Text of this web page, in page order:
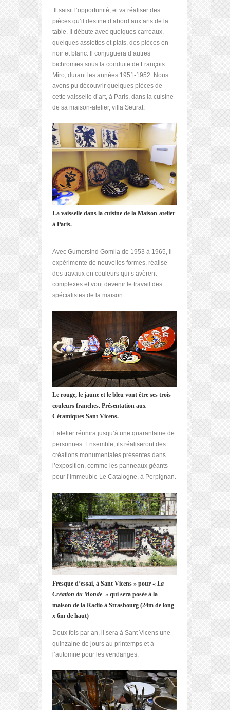
Il saisit l’opportunité, et va réaliser des
pièces qu’il destine d’abord aux arts de la
table. Il débute avec quelques carreaux,
quelques assiettes et plats, des pièces en
noir et blanc. Il conjuguera d’autres
bichromies sous la conduite de François
Miro, durant les années 1951-1952. Nous
avons pu découvrir quelques pièces de
cette vaisselle d’art, à Paris, dans la cuisine
de sa maison-atelier, villa Seurat.
La vaisselle dans la cuisine de la Maison-atelier
à Paris.
Avec Gumersind Gomila de 1953 à 1965, il
expérimente de nouvelles formes, réalise
des travaux en couleurs qui s’avèrent
complexes et vont devenir le travail des
spécialistes de la maison.
Le rouge, le jaune et le bleu vont être ses trois
couleurs franches. Présentation aux
Céramiques Sant Vicens.
L’atelier réunira jusqu’à une quarantaine de
personnes. Ensemble, ils réaliseront des
créations monumentales présentes dans
l’exposition, comme les panneaux géants
pour l’immeuble Le Catalogne, à Perpignan.
Fresque d’essai, à Sant Vicens » pour « La
Création du Monde » qui sera posée à la
maison de la Radio à Strasbourg (24m de long
x 6m de haut)
Deux fois par an, il sera à Sant Vicens une
quinzaine de jours au printemps et à
l’automne pour les vendanges.